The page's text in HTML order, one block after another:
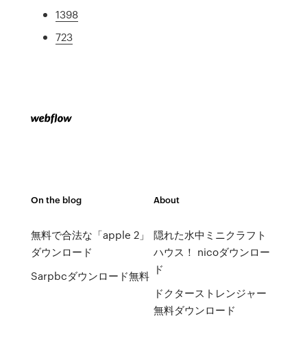
1398
723
On the blog
無料で合法な「apple 2」
ダウンロード
Sarpbcダウンロード無料
About
隠れた水中ミニクラフト
ハウス！ nicoダウンロー
ド
ドクターストレンジャー
無料ダウンロード